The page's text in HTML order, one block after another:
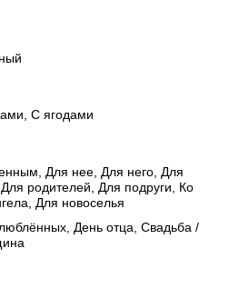
С ягодами
Для нее, Для него, Для
родителей, Для подруги, Ко
Для новоселья
День отца, Свадьба /